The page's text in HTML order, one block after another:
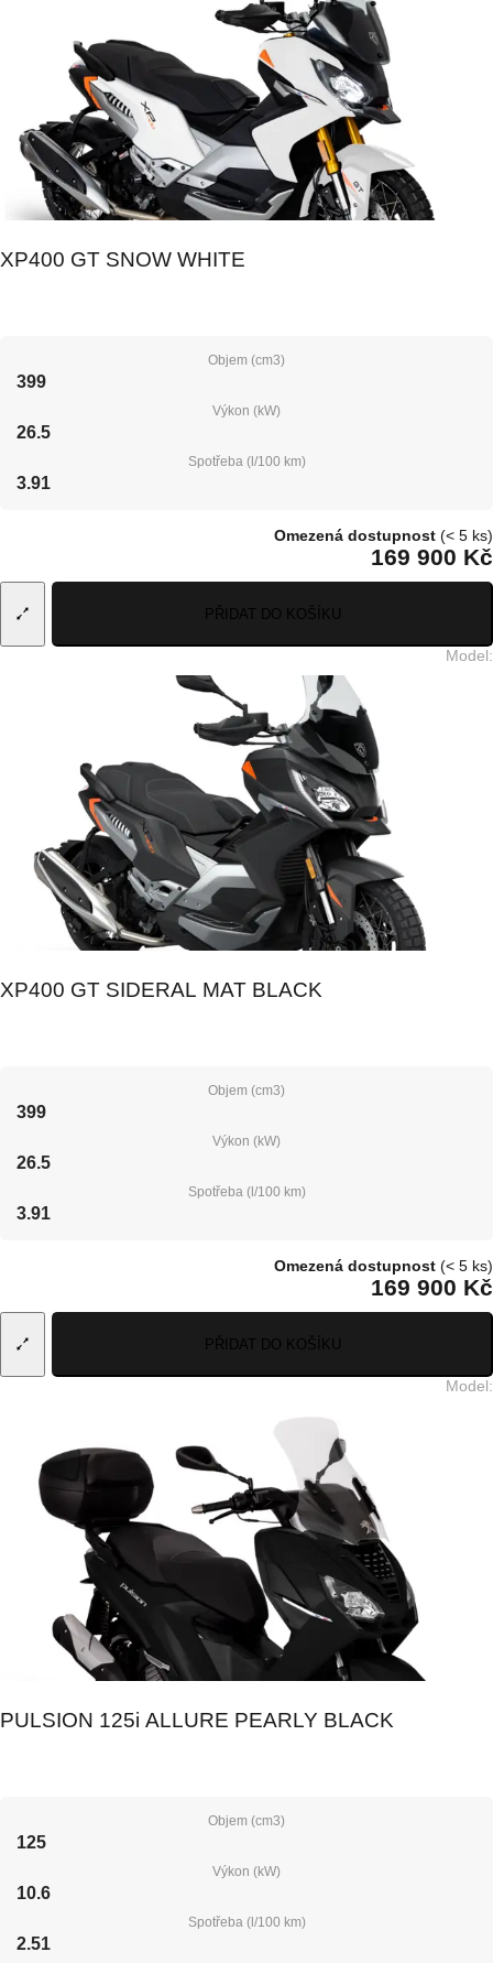
XP400 GT SNOW WHITE
Objem (cm3)
399
Výkon (kW)
26.5
Spotřeba (l/100 km)
3.91
Omezená dostupnost (< 5 ks)
169 900 Kč
PŘIDAT DO KOŠÍKU
Model:
XP400 GT SIDERAL MAT BLACK
Objem (cm3)
399
Výkon (kW)
26.5
Spotřeba (l/100 km)
3.91
Omezená dostupnost (< 5 ks)
169 900 Kč
PŘIDAT DO KOŠÍKU
Model:
PULSION 125i ALLURE PEARLY BLACK
Objem (cm3)
125
Výkon (kW)
10.6
Spotřeba (l/100 km)
2.51